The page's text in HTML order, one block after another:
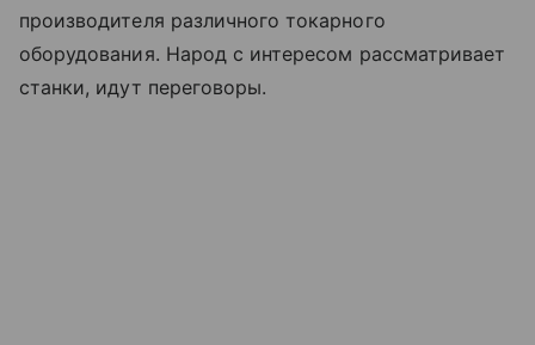
производителя различного токарного
оборудования. Народ с интересом рассматривает
станки, идут переговоры.